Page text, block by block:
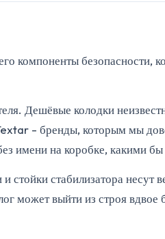
компоненты
Дешёвые колодки
- бренды, которым мы
имени на коробке, какими
стойки стабилизатора
может выйти из строя